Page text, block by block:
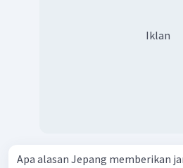
Iklan
Apa alasan Jepang memberikan